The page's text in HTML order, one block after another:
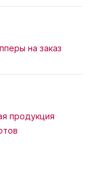
на заказ
продукция